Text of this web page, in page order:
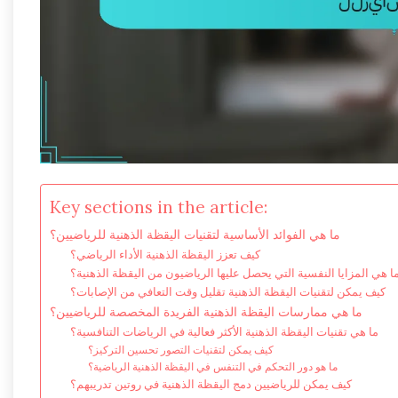
Key sections in the article:
ما هي الفوائد الأساسية لتقنيات اليقظة الذهنية للرياضيين؟
كيف تعزز اليقظة الذهنية الأداء الرياضي؟
هي المزايا النفسية التي يحصل عليها الرياضيون من اليقظة الذهنية؟
كيف يمكن لتقنيات اليقظة الذهنية تقليل وقت التعافي من الإصابات؟
ما هي ممارسات اليقظة الذهنية الفريدة المخصصة للرياضيين؟
ما هي تقنيات اليقظة الذهنية الأكثر فعالية في الرياضات التنافسية؟
كيف يمكن لتقنيات التصور تحسين التركيز؟
ما هو دور التحكم في التنفس في اليقظة الذهنية الرياضية؟
كيف يمكن للرياضيين دمج اليقظة الذهنية في روتين تدريبهم؟